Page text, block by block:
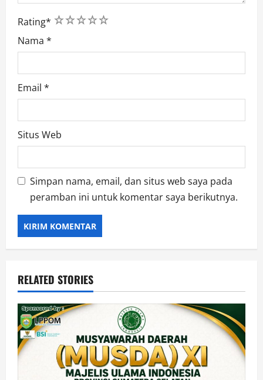
Rating* 5
4
3
2
1
Nama *
Email *
Situs Web
Simpan nama, email, dan situs web saya pada
peramban ini untuk komentar saya berikutnya.
RELATED STORIES